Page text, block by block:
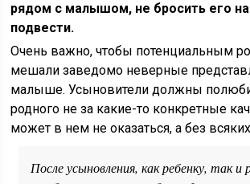
рядом с малышом, не бросить его на
подвести.
Очень важно, чтобы потенциальным
мешали заведомо неверные
малыше. Усыновители должны
родного не за какие-то конкретные
может в нем не оказаться, а без
После усыновления, как ребенку, так и